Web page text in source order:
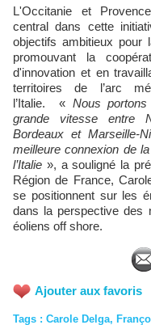
L'Occitanie et
central dans cette
objectifs ambitieux pour
promouvant la
d'innovation et en
territoires de l’arc
l’Italie. « Nous
grande vitesse entre
Bordeaux et Marseille-
meilleure connexion de
l’Italie », a souligné la
Région de France,
se positionnent sur les
dans la perspective des
éoliens off shore.
Ajouter aux favoris
Tags : Carole Delga,